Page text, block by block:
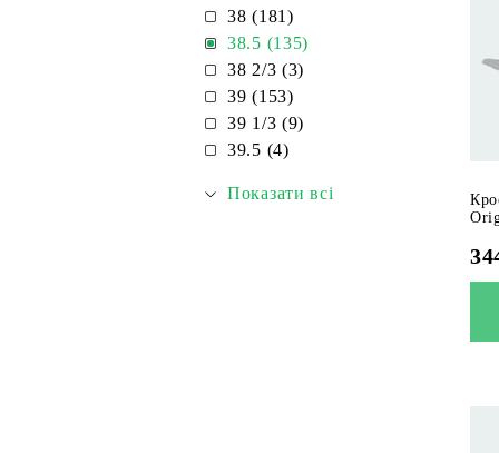
38 (181)
38.5 (135)
38 2/3 (3)
39 (153)
39 1/3 (9)
39.5 (4)
Показати всі